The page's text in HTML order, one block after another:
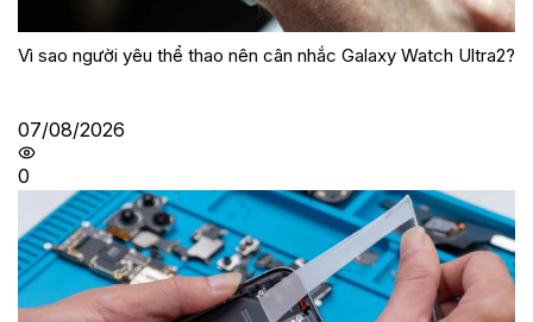
Vì sao người yêu thể thao nên cân nhắc Galaxy Watch Ultra2?
07/08/2026
0